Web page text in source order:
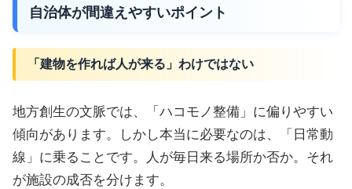
自治体が間違えやすいポイント
「建物を作れば人が来る」わけではない
地方創生の文脈では、「ハコモノ整備」に偏りやすい
傾向があります。しかし本当に必要なのは、「日常動
線」に乗ることです。人が毎日来る場所か否か。それ
が施設の成否を分けます。